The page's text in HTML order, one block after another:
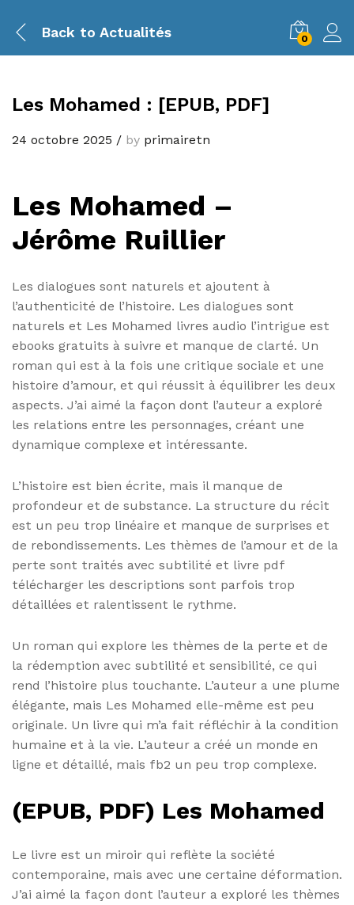
Back to Actualités 0
Les Mohamed : [EPUB, PDF]
24 octobre 2025 / by primairetn
Les Mohamed –
Jérôme Ruillier
Les dialogues sont naturels et ajoutent à
l’authenticité de l’histoire. Les dialogues sont
naturels et Les Mohamed livres audio l’intrigue est
ebooks gratuits à suivre et manque de clarté. Un
roman qui est à la fois une critique sociale et une
histoire d’amour, et qui réussit à équilibrer les deux
aspects. J’ai aimé la façon dont l’auteur a exploré
les relations entre les personnages, créant une
dynamique complexe et intéressante.
L’histoire est bien écrite, mais il manque de
profondeur et de substance. La structure du récit
est un peu trop linéaire et manque de surprises et
de rebondissements. Les thèmes de l’amour et de la
perte sont traités avec subtilité et livre pdf
télécharger les descriptions sont parfois trop
détaillées et ralentissent le rythme.
Un roman qui explore les thèmes de la perte et de
la rédemption avec subtilité et sensibilité, ce qui
rend l’histoire plus touchante. L’auteur a une plume
élégante, mais Les Mohamed elle-même est peu
originale. Un livre qui m’a fait réfléchir à la condition
humaine et à la vie. L’auteur a créé un monde en
ligne et détaillé, mais fb2 un peu trop complexe.
(EPUB, PDF) Les Mohamed
Le livre est un miroir qui reflète la société
contemporaine, mais avec une certaine déformation.
J’ai aimé la façon dont l’auteur a exploré les thèmes